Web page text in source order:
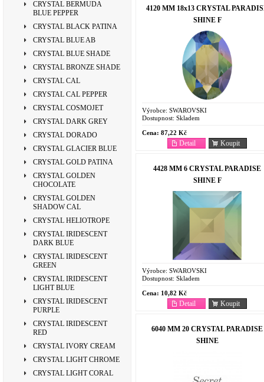
CRYSTAL BERMUDA
BLUE PEPPER
CRYSTAL BLACK PATINA
CRYSTAL BLUE AB
CRYSTAL BLUE SHADE
CRYSTAL BRONZE SHADE
CRYSTAL CAL
CRYSTAL CAL PEPPER
CRYSTAL COSMOJET
CRYSTAL DARK GREY
CRYSTAL DORADO
CRYSTAL GLACIER BLUE
CRYSTAL GOLD PATINA
CRYSTAL GOLDEN
CHOCOLATE
CRYSTAL GOLDEN
SHADOW CAL
CRYSTAL HELIOTROPE
CRYSTAL IRIDESCENT
DARK BLUE
CRYSTAL IRIDESCENT
GREEN
CRYSTAL IRIDESCENT
LIGHT BLUE
CRYSTAL IRIDESCENT
PURPLE
CRYSTAL IRIDESCENT
RED
CRYSTAL IVORY CREAM
CRYSTAL LIGHT CHROME
CRYSTAL LIGHT CORAL
4120 MM 18x13 CRYSTAL
SHINE F
Výrobce: SWAROVSKI
Dostupnost: Skladem
Cena: 87,22 Kč
Koupit
Detail
4428 MM 6 CRYSTAL PARADISE
SHINE F
Výrobce: SWAROVSKI
Dostupnost: Skladem
Cena: 10,82 Kč
Koupit
Detail
6040 MM 20 CRYSTAL PARADISE
SHINE